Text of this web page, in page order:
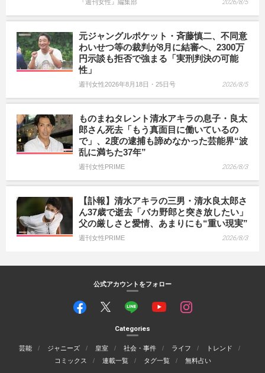
『週刊女性』編集部 2026/8/5
元ジャングルポケット・斉藤慎二、不同意
わいせつ等の裁判が8月に結審へ、2300万
円示談も拒否で強まる「実刑判決の可能
性」
週刊女性2026年8月18日・25日号 2026/8/5
ものまねタレント清水アキラの息子・良太
郎さん死去「もう真面目に働いているの
で」、2度の逮捕も諦めなかった芸能界“波
乱に満ちた37年”
週刊女性PRIME 2026/8/3
【訃報】清水アキラの三男・清水良太郎さ
ん37歳で逝去「バカ野郎と突き放したい」
父の厳しさと愛情、あまりにも“重い現実”
週刊女性PRIME 2026/8/3
公式アカウントをフォロー
Categories
芸能 ジャニーズ 皇室 社会・事件 ライフ
トレンド
コミックス
連載一覧 タグ一覧 無料占い